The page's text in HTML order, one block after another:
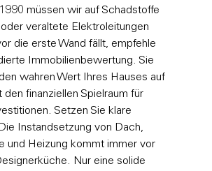
müssen wir auf Schadstoffe
veraltete Elektroleitungen
die erste Wand fällt, empfehle
Immobilienbewertung. Sie
wahren Wert Ihres Hauses auf
den finanziellen Spielraum für
Setzen Sie klare
Instandsetzung von Dach,
und Heizung kommt immer vor
Nur eine solide